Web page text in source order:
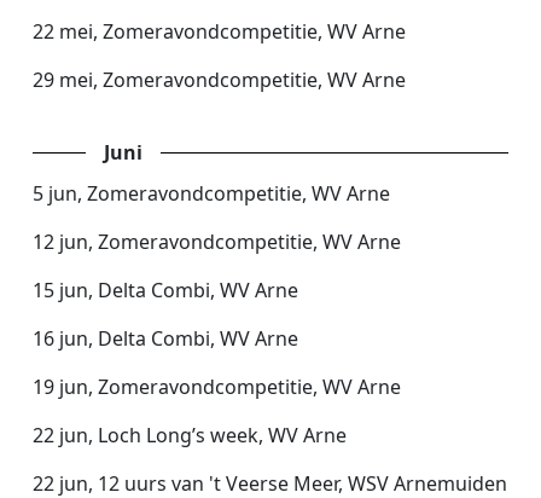
22 mei, Zomeravondcompetitie, WV Arne
29 mei, Zomeravondcompetitie, WV Arne
Juni
5 jun, Zomeravondcompetitie, WV Arne
12 jun, Zomeravondcompetitie, WV Arne
15 jun, Delta Combi, WV Arne
16 jun, Delta Combi, WV Arne
19 jun, Zomeravondcompetitie, WV Arne
22 jun, Loch Long’s week, WV Arne
22 jun, 12 uurs van 't Veerse Meer, WSV Arnemuiden